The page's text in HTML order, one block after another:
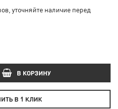
уточняйте наличие перед
В КОРЗИНУ
В 1 КЛИК